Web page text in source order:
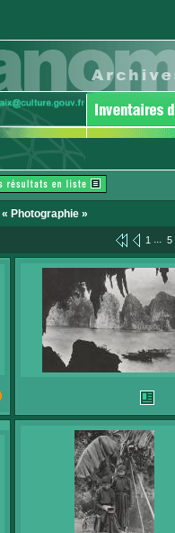
« Photographie »
1 ... 5